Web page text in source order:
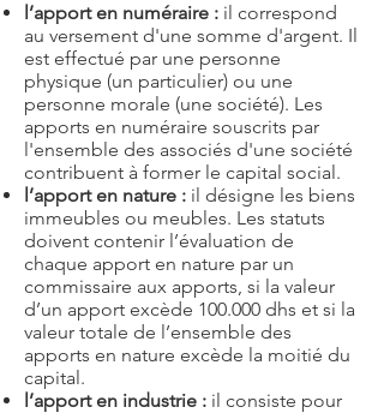
l’apport en numéraire : il correspond
au versement d'une somme d'argent. Il
est effectué par une personne
physique (un particulier) ou une
personne morale (une société). Les
apports en numéraire souscrits par
l'ensemble des associés d'une société
contribuent à former le capital social.
l’apport en nature : il désigne les biens
immeubles ou meubles. Les statuts
doivent contenir l’évaluation de
chaque apport en nature par un
commissaire aux apports, si la valeur
d’un apport excède 100.000 dhs et si la
valeur totale de l’ensemble des
apports en nature excède la moitié du
capital.
l’apport en industrie : il consiste pour